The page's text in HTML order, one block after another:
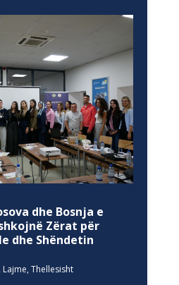
dhe Bosnja e
Zërat për
dhe Shëndetin
Lajme, Thellesisht